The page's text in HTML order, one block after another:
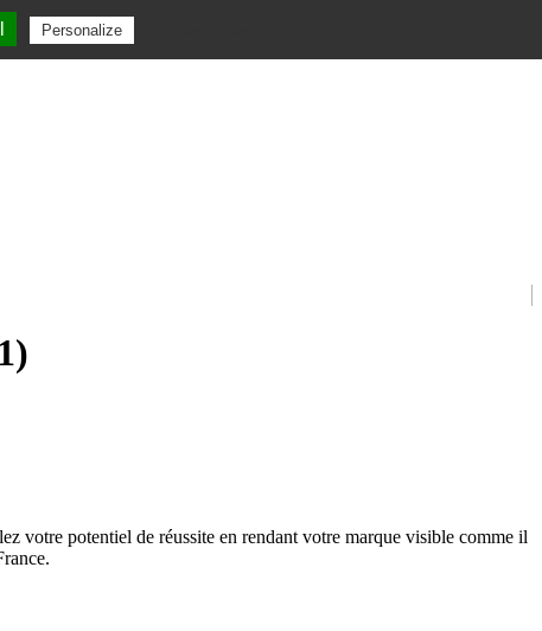
votre potentiel de réussite en rendant votre marque visible comme il
Personalize